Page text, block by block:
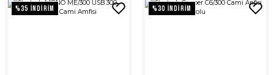
%35 İNDİRİM %30 İNDİRİM